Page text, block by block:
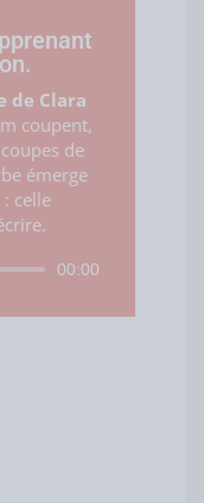
de Clara
coupent,
de
émerge
celle
00:00